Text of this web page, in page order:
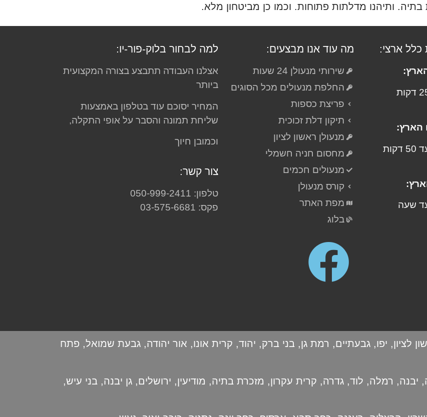
ותיהנו מדלתות פתוחות. וכמו כן מביטחון מלא.
כלל ארצי:
בהגעה של 25 דקות
הארץ:
בהגעה של עד 50 דקות
שעה
מה עוד אנו מבצעים:
שירותי מנעולן 24 שעות
החלפת מנעולים מכל הסוגים
פריצת כספות
תיקון דלת זכוכית
מנעולן ראשון לציון
מחסום חניה חשמלי
מנעולים חכמים
קורס מנעולן
מפת האתר
בלוג
למה לבחור בלוק-פור-יו:
אצלנו העבודה תתבצע בצורה המקצועית
ביותר
המחיר יסוכם עוד בטלפון באמצעות
שליחת תמונה והסבר על אופי התקלה,
וכמובן חיוך
צור קשר:
טלפון: 050-999-2411
פקס: 03-575-6681
לציון, יפו, גבעתיים, רמת גן, בני ברק, יהוד, קרית אונו, אור יהודה, גבעת שמואל, פתח
, יבנה, רמלה, לוד, גדרה, קרית עקרון, מזכרת בתיה, מודיעין, ירושלים, גן יבנה, בני עיש,